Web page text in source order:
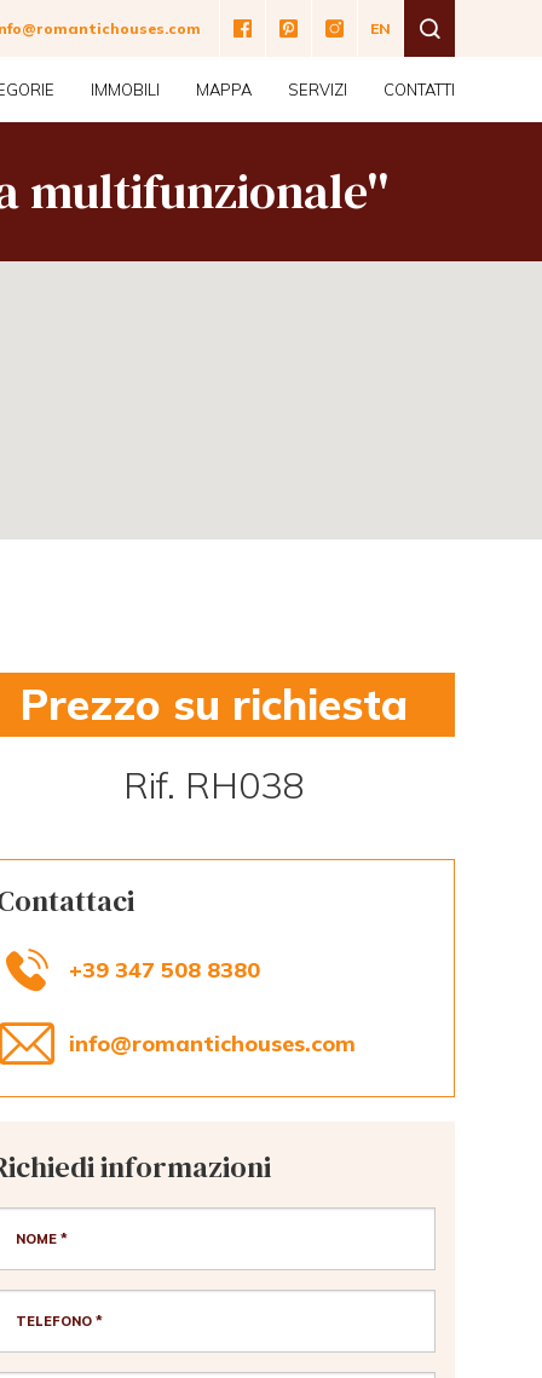
multifunzionale''
Prezzo su richiesta
Rif. RH038
+39 347 508 8380
info@romantichouses.com
informazioni
EN
IMMOBILI MAPPA SERVIZI CONTATTI